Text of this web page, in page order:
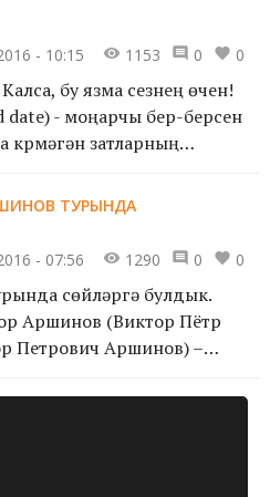
- 10:15 1153 0 0
бу язма сезнең өчен!
date) - моңарчы бер-берсен
затларның
ТУРЫНДА
- 07:56 1290 0 0
сөйләргә булдык.
Аршинов (Виктор Пётр
Петрович Аршинов) –